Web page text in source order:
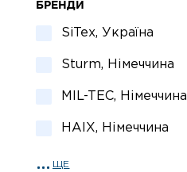
БРЕНДИ
SiTex, Україна
Sturm, Німеччина
MIL-TEC, Німеччина
HAIX, Німеччина
ЩЕ